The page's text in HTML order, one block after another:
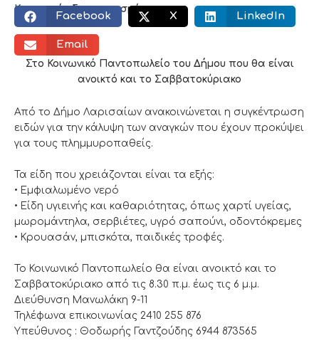
Κοινωνικός διαμοιρασμός:
Facebook X LinkedIn
Email
Στο Κοινωνικό Παντοπωλείο του Δήμου που θα είναι
ανοικτό και το Σαββατοκύριακο
Από το Δήμο Λαρισαίων ανακοινώνεται η συγκέντρωση
ειδών για την κάλυψη των αναγκών που έχουν προκύψει
για τους πλημμυροπαθείς.
Τα είδη που χρειάζονται είναι τα εξής:
• Εμφιαλωμένο νερό
• Είδη υγιεινής και καθαριότητας, όπως χαρτί υγείας,
μωρομάντηλα, σερβιέτες, υγρό σαπούνι, οδοντόκρεμες
• Κρουασάν, μπισκότα, παιδικές τροφές.
Το Κοινωνικό Παντοπωλείο θα είναι ανοικτό και το
Σαββατοκύριακο από τις 8.30 π.μ. έως τις 6 μ.μ.
Διεύθυνση Μανωλάκη 9-11
Τηλέφωνα επικοινωνίας 2410 255 876
Υπεύθυνος : Θοδωρής Γαντζούδης 6944 873565